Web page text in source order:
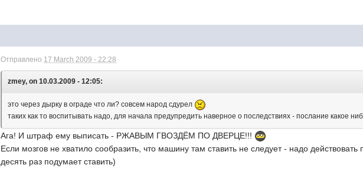
Отправлено 17 March 2009 - 22:28
zmey, on 10.03.2009 - 12:05:
это через дырку в ограде что ли? совсем народ сдурел
таких как то воспитывать надо, для начала предупредить наверное о последствиях - послание какое
Ага! И штраф ему выписать - РЖАВЫМ ГВОЗДЁМ ПО ДВЕРЦЕ!!!
Если мозгов не хватило сообразить, что машину там ставить не следует - надо
десять раз подумает ставить)